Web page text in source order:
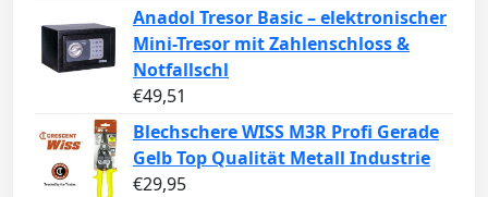
Anadol Tresor Basic – elektronischer
Mini-Tresor mit Zahlenschloss &
Notfallschl
€49,51
Blechschere WISS M3R Profi Gerade
Gelb Top Qualität Metall Industrie
€29,95